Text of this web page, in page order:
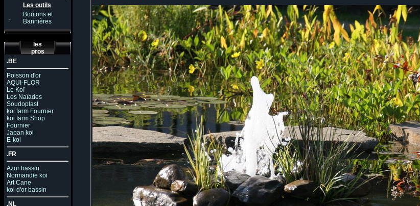
Les outils
.
Boutons et
Bannières
les
pros
.BE
Poisson d'or
AQUI-FLOR
Le Koï
Les Naïades
Soudoplast
koi farm Fournier
koi farm Shop
Fournier
Japan koi
E-koi
.FR
Azur bassin
Normandie koi
Art Cane
koi d'or bassin
.NL